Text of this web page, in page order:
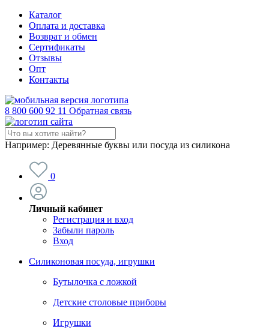
Каталог
Оплата и доставка
Возврат и обмен
Сертификаты
Отзывы
Опт
Контакты
8 800 600 92 11 Обратная связь
Например: Деревянные буквы или посуда из силикона
0
Личный кабинет
Регистрация и вход
Забыли пароль
Вход
Силиконовая посуда, игрушки
Бутылочка с ложкой
Детские столовые приборы
Игрушки